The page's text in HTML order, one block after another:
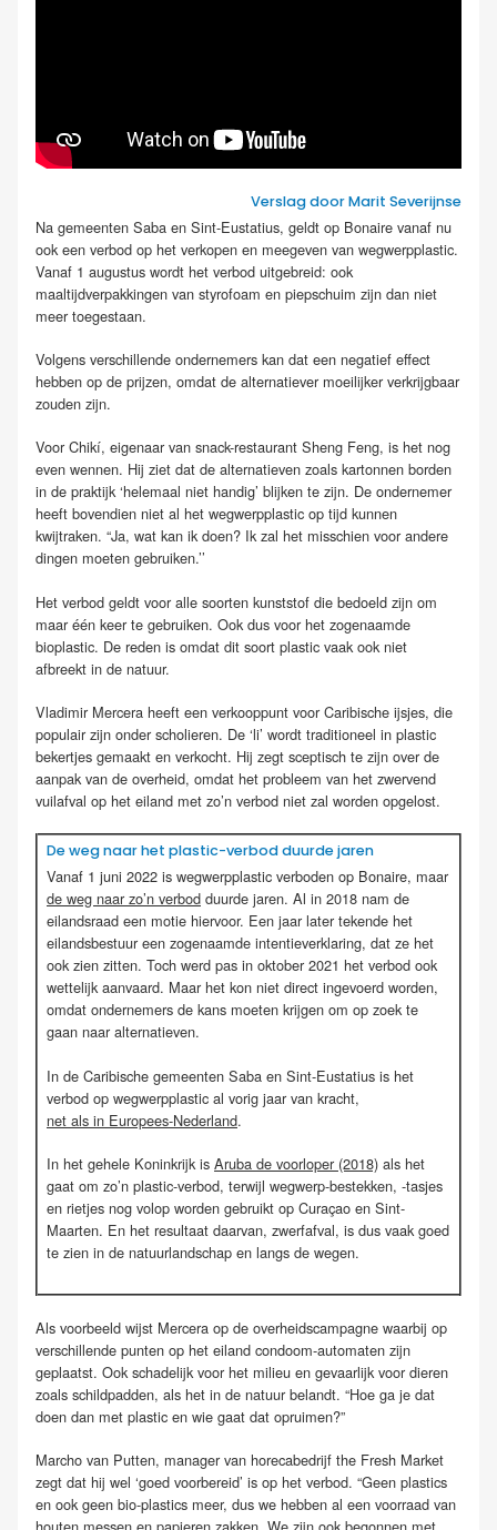
Verslag door Marit Severijnse
Na gemeenten Saba en Sint-Eustatius, geldt op Bonaire vanaf nu
ook een verbod op het verkopen en meegeven van wegwerpplastic.
Vanaf 1 augustus wordt het verbod uitgebreid: ook
maaltijdverpakkingen van styrofoam en piepschuim zijn dan niet
meer toegestaan.
Volgens verschillende ondernemers kan dat een negatief effect
hebben op de prijzen, omdat de alternatiever moeilijker verkrijgbaar
zouden zijn.
Voor Chikí, eigenaar van snack-restaurant Sheng Feng, is het nog
even wennen. Hij ziet dat de alternatieven zoals kartonnen borden
in de praktijk ‘helemaal niet handig’ blijken te zijn. De ondernemer
heeft bovendien niet al het wegwerpplastic op tijd kunnen
kwijtraken. “Ja, wat kan ik doen? Ik zal het misschien voor andere
dingen moeten gebruiken.’’
Het verbod geldt voor alle soorten kunststof die bedoeld zijn om
maar één keer te gebruiken. Ook dus voor het zogenaamde
bioplastic. De reden is omdat dit soort plastic vaak ook niet
afbreekt in de natuur.
Vladimir Mercera heeft een verkooppunt voor Caribische ijsjes, die
populair zijn onder scholieren. De ‘li’ wordt traditioneel in plastic
bekertjes gemaakt en verkocht. Hij zegt sceptisch te zijn over de
aanpak van de overheid, omdat het probleem van het zwervend
vuilafval op het eiland met zo’n verbod niet zal worden opgelost.
De weg naar het plastic-verbod duurde jaren
Vanaf 1 juni 2022 is wegwerpplastic verboden op Bonaire, maar
de weg naar zo’n verbod duurde jaren. Al in 2018 nam de
eilandsraad een motie hiervoor. Een jaar later tekende het
eilandsbestuur een zogenaamde intentieverklaring, dat ze het
ook zien zitten. Toch werd pas in oktober 2021 het verbod ook
wettelijk aanvaard. Maar het kon niet direct ingevoerd worden,
omdat ondernemers de kans moeten krijgen om op zoek te
gaan naar alternatieven.
In de Caribische gemeenten Saba en Sint-Eustatius is het
verbod op wegwerpplastic al vorig jaar van kracht,
net als in Europees-Nederland.
In het gehele Koninkrijk is Aruba de voorloper (2018) als het
gaat om zo’n plastic-verbod, terwijl wegwerp-bestekken, -tasjes
en rietjes nog volop worden gebruikt op Curaçao en Sint-
Maarten. En het resultaat daarvan, zwerfafval, is dus vaak goed
te zien in de natuurlandschap en langs de wegen.
Als voorbeeld wijst Mercera op de overheidscampagne waarbij op
verschillende punten op het eiland condoom-automaten zijn
geplaatst. Ook schadelijk voor het milieu en gevaarlijk voor dieren
zoals schildpadden, als het in de natuur belandt. “Hoe ga je dat
doen dan met plastic en wie gaat dat opruimen?”
Marcho van Putten, manager van horecabedrijf the Fresh Market
zegt dat hij wel ‘goed voorbereid’ is op het verbod. “Geen plastics
en ook geen bio-plastics meer, dus we hebben al een voorraad van